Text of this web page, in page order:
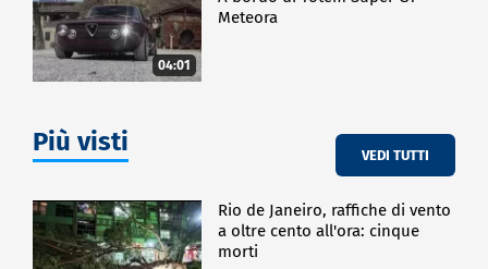
04:01
Meteora
Più visti VEDI TUTTI
Rio de Janeiro, raffiche di vento
a oltre cento all'ora: cinque
morti